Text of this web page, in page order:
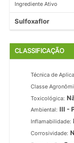
Ingrediente Ativo
Sulfoxaflor
CLASSIFICAÇÃO
Técnica de
Classe
Toxicológica:
Ambiental: III -
Inflamabilidade:
Corrosividade: